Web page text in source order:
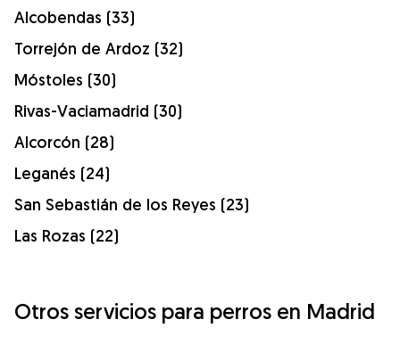
Alcobendas (33)
Torrejón de Ardoz (32)
Móstoles (30)
Rivas-Vaciamadrid (30)
Alcorcón (28)
Leganés (24)
San Sebastián de los Reyes (23)
Las Rozas (22)
Otros servicios para perros en Madrid